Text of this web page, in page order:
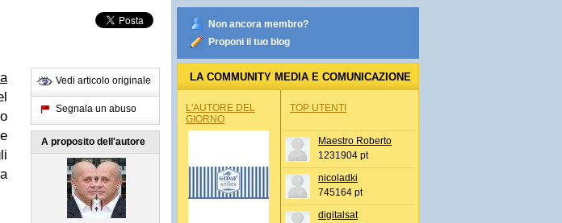
Vedi articolo originale
Segnala un abuso
A proposito dell'autore
Non ancora membro?
Proponi il tuo blog
LA COMMUNITY MEDIA E COMUNICAZIONE
L'AUTORE DEL
GIORNO
TOP UTENTI
Maestro Roberto
1231904 pt
nicoladki
745164 pt
digitalsat